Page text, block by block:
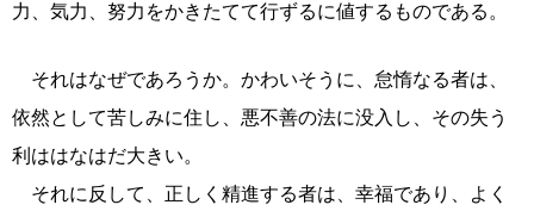
力、気力、努力をかきたてて行ずるに値するものである。
それはなぜであろうか。かわいそうに、怠惰なる者は、
依然として苦しみに住し、悪不善の法に没入し、その失う
利ははなはだ大きい。
それに反して、正しく精進する者は、幸福であり、よく